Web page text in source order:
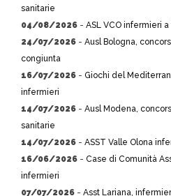
sanitarie
04/08/2026 - ASL VCO infermieri
24/07/2026 - Ausl Bologna,
congiunta
16/07/2026 - Giochi del
infermieri
14/07/2026 - Ausl Modena,
sanitarie
14/07/2026 - ASST Valle Olona
16/06/2026 - Case di Comunità
infermieri
07/07/2026 - Asst Lariana,